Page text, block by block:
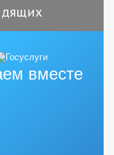
вместе